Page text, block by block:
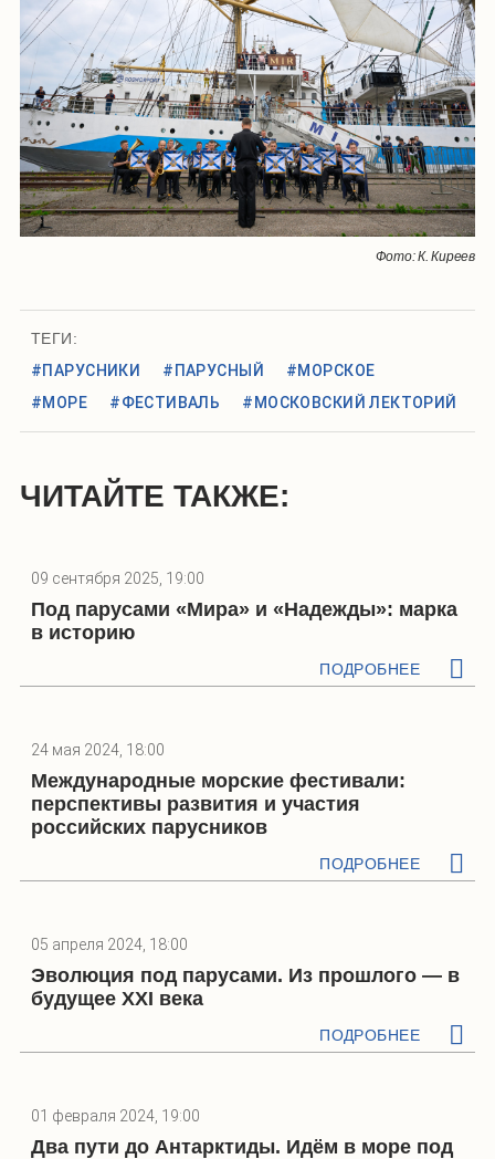
Фото: К. Киреев
ТЕГИ:
#ПАРУСНИКИ
#ПАРУСНЫЙ
#МОРСКОЕ
#МОРЕ
#ФЕСТИВАЛЬ #МОСКОВСКИЙ ЛЕКТОРИЙ
ЧИТАЙТЕ ТАКЖЕ:
09 сентября 2025, 19:00
Под парусами «Мира» и «Надежды»: марка
в историю
ПОДРОБНЕЕ
24 мая 2024, 18:00
Международные морские фестивали:
перспективы развития и участия
российских парусников
ПОДРОБНЕЕ
05 апреля 2024, 18:00
Эволюция под парусами. Из прошлого — в
будущее XXI века
ПОДРОБНЕЕ
01 февраля 2024, 19:00
Два пути до Антарктиды. Идём в море под